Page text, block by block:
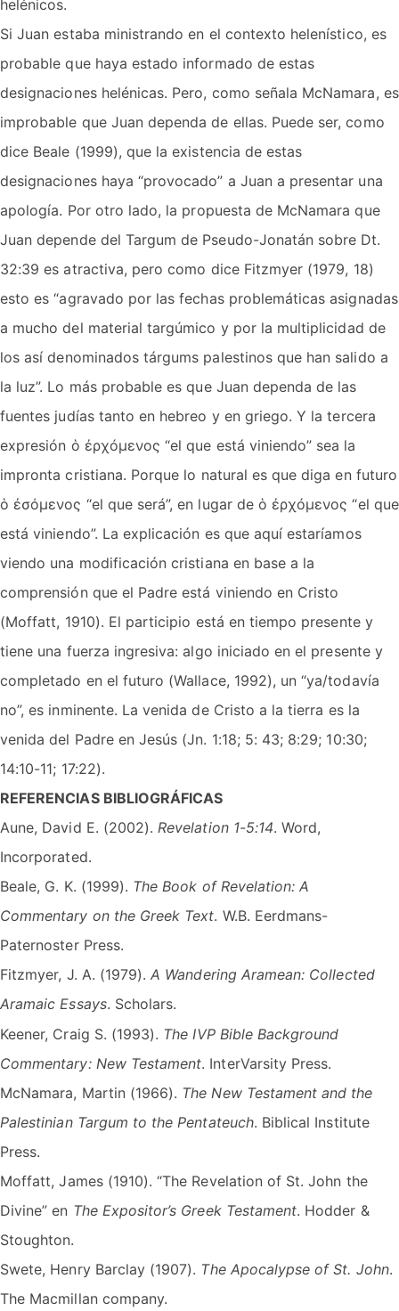
helénicos.
Si Juan estaba ministrando en el contexto helenístico, es
probable que haya estado informado de estas
designaciones helénicas. Pero, como señala McNamara, es
improbable que Juan dependa de ellas. Puede ser, como
dice Beale (1999), que la existencia de estas
designaciones haya “provocado” a Juan a presentar una
apología. Por otro lado, la propuesta de McNamara que
Juan depende del Targum de Pseudo-Jonatán sobre Dt.
32:39 es atractiva, pero como dice Fitzmyer (1979, 18)
esto es “agravado por las fechas problemáticas asignadas
a mucho del material targúmico y por la multiplicidad de
los así denominados tárgums palestinos que han salido a
la luz”. Lo más probable es que Juan dependa de las
fuentes judías tanto en hebreo y en griego. Y la tercera
expresión ὁ ἐρχόμενος “el que está viniendo” sea la
impronta cristiana. Porque lo natural es que diga en futuro
ὁ ἐσόμενος “el que será”, en lugar de ὁ ἐρχόμενος “el que
está viniendo”. La explicación es que aquí estaríamos
viendo una modificación cristiana en base a la
comprensión que el Padre está viniendo en Cristo
(Moffatt, 1910). El participio está en tiempo presente y
tiene una fuerza ingresiva: algo iniciado en el presente y
completado en el futuro (Wallace, 1992), un “ya/todavía
no”, es inminente. La venida de Cristo a la tierra es la
venida del Padre en Jesús (Jn. 1:18; 5: 43; 8:29; 10:30;
14:10-11; 17:22).
REFERENCIAS BIBLIOGRÁFICAS
Aune, David E. (2002).Revelation 1-5:14. Word,
Incorporated.
Beale, G. K. (1999). The Book of Revelation: A
Commentary on the Greek Text. W.B. Eerdmans-
Paternoster Press.
Fitzmyer, J. A. (1979).A Wandering Aramean: Collected
Aramaic Essays. Scholars.
Keener, Craig S. (1993). The IVP Bible Background
Commentary: New Testament. InterVarsity Press.
McNamara, Martin (1966). The New Testament and the
Palestinian Targum to the Pentateuch. Biblical Institute
Press.
Moffatt, James (1910). “The Revelation of St. John the
Divine” en The Expositor’s Greek Testament. Hodder &
Stoughton.
Swete, Henry Barclay (1907). The Apocalypse of St. John.
The Macmillan company.